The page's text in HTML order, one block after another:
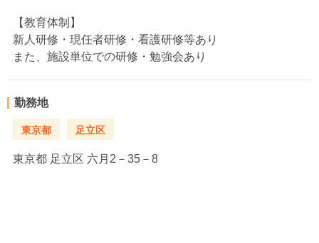
【教育体制】
新人研修・現任者研修・看護研修等あり
また、施設単位での研修・勉強会あり
勤務地
東京都 足立区
東京都 足立区 六月2－35－8